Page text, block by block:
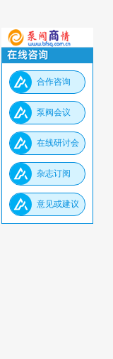
合作咨询
泵阀会议
在线研讨会
杂志订阅
意见或建议